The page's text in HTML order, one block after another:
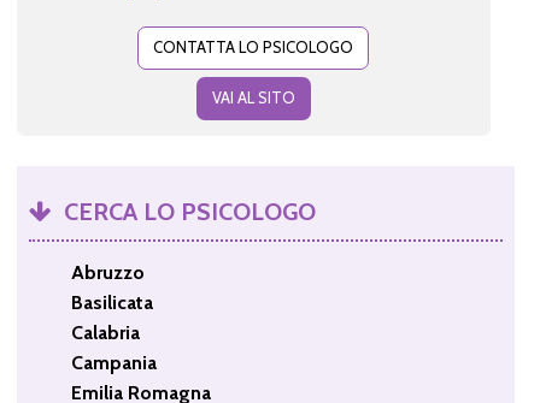
CONTATTA LO PSICOLOGO
VAI AL SITO
CERCA LO PSICOLOGO
Abruzzo
Basilicata
Calabria
Campania
Emilia Romagna